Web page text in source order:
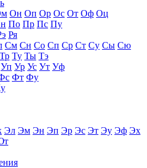
Он Оп Ор Ос От Оф Оц
По Пр Пс Пу
Ря
См Сн Со Сп Ср Ст Су Сы Сю
Тр Ту Ты Тэ
Уп Ур Ус Ут Уф
Фт Фу
Эл Эм Эн Эп Эр Эс Эт Эу Эф Эх